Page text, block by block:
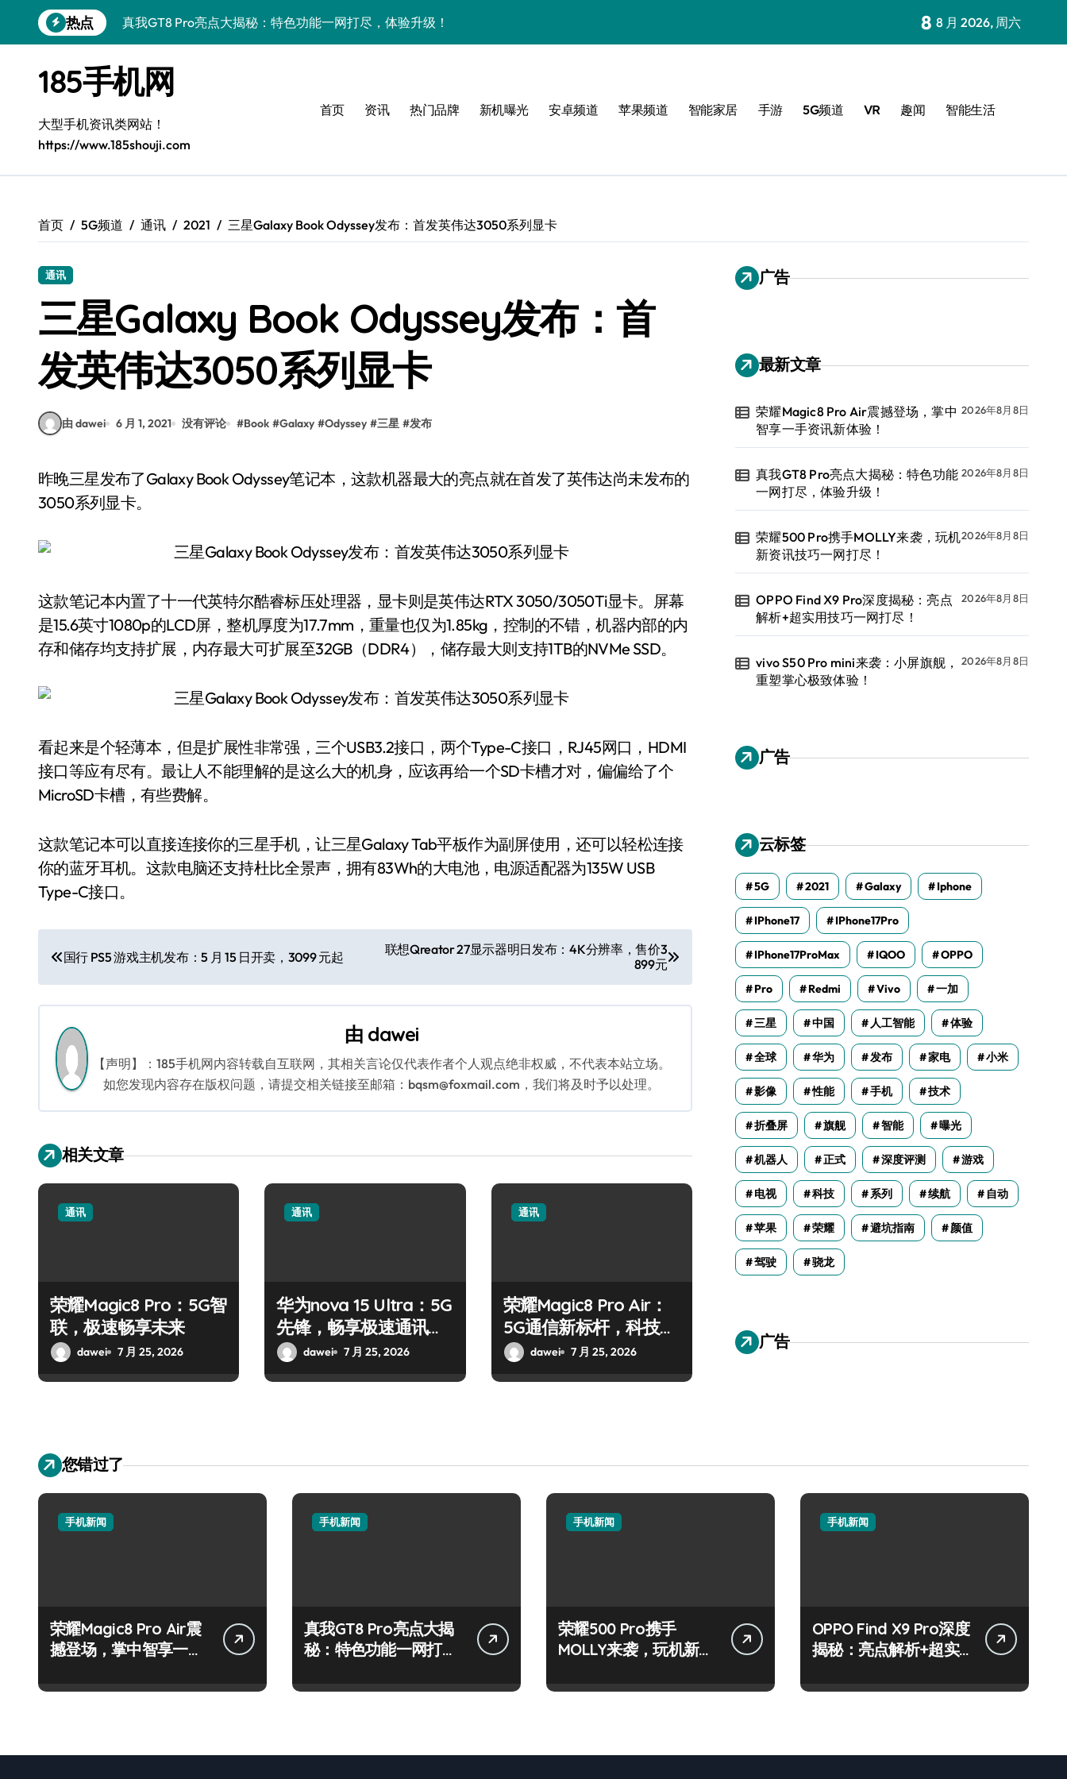
到
热点
真我GT8 Pro亮点大揭秘：特色功能一网打尽，体验升级！
OPPO Find X9 Pro深度揭秘：亮点解析+超实用技巧一网打尽！
vivo S50 Pro mini来袭：小屏旗舰，重塑掌心极致体验！
REDMI K90深度揭秘：超强配置亮点，一文全掌握！
三星W26重磅来袭！速览资讯，畅享前沿智能科技新体验！
华为nova 15 Ultra新功能解锁，限时优惠速来把握！
荣耀Magic8 Pro Air震撼登场，掌中智享一手资讯新体验！
8 8 月 2026, 周六
185手机网
大型手机资讯类网站！
https://www.185shouji.com
首页 资讯 热门品牌 新机曝光 安卓频道 苹果频道 智能家居 手游 5G频道 VR 趣闻 智能生活
首页 5G频道 通讯 2021 三星Galaxy Book Odyssey发布：首发英伟达3050系列显卡
通讯
三星Galaxy Book Odyssey发布：首
发英伟达3050系列显卡
由 dawei 6 月 1, 2021 没有评论 #Book #Galaxy #Odyssey #三星 #发布
昨晚三星发布了Galaxy Book Odyssey笔记本，这款机器最大的亮点就在首发了英伟达尚未发布的
3050系列显卡。
这款笔记本内置了十一代英特尔酷睿标压处理器，显卡则是英伟达RTX 3050/3050Ti显卡。屏幕
是15.6英寸1080p的LCD屏，整机厚度为17.7mm，重量也仅为1.85kg，控制的不错，机器内部的内
存和储存均支持扩展，内存最大可扩展至32GB（DDR4），储存最大则支持1TB的NVMe SSD。
看起来是个轻薄本，但是扩展性非常强，三个USB3.2接口，两个Type-C接口，RJ45网口，HDMI
接口等应有尽有。最让人不能理解的是这么大的机身，应该再给一个SD卡槽才对，偏偏给了个
MicroSD卡槽，有些费解。
这款笔记本可以直接连接你的三星手机，让三星Galaxy Tab平板作为副屏使用，还可以轻松连接
你的蓝牙耳机。这款电脑还支持杜比全景声，拥有83Wh的大电池，电源适配器为135W USB
Type-C接口。
文
章
导
航
国行 PS5 游戏主机发布：5 月 15 日开卖，3099 元起
联想Qreator 27显示器明日发布：4K分辨率，售价3
899元
由 dawei
【声明】：185手机网内容转载自互联网，其相关言论仅代表作者个人观点绝非权威，不代表本站立场。
如您发现内容存在版权问题，请提交相关链接至邮箱：bqsm@foxmail.com，我们将及时予以处理。
相关文章
通讯
荣耀Magic8 Pro：5G智
联，极速畅享未来
dawei 7 月 25, 2026
通讯
华为nova 15 Ultra：5G
先锋，畅享极速通讯新
体验dawei 7 月 25, 2026
通讯
荣耀Magic8 Pro Air：
5G通信新标杆，科技之
选
dawei 7 月 25, 2026
广告
最新文章
荣耀Magic8 Pro Air震撼登场，掌中
智享一手资讯新体验！
2026年8月8日
真我GT8 Pro亮点大揭秘：特色功能
一网打尽，体验升级！
2026年8月8日
荣耀500 Pro携手MOLLY来袭，玩机
新资讯技巧一网打尽！
2026年8月8日
OPPO Find X9 Pro深度揭秘：亮点
解析+超实用技巧一网打尽！
2026年8月8日
vivo S50 Pro mini来袭：小屏旗舰，
重塑掌心极致体验！
2026年8月8日
广告
云标签
5G 2021 Galaxy Iphone
IPhone17 IPhone17Pro
IPhone17ProMax IQOO OPPO
Pro Redmi Vivo 一加
三星 中国 人工智能 体验
全球 华为 发布 家电 小米
影像 性能 手机 技术
折叠屏 旗舰 智能 曝光
机器人 正式 深度评测 游戏
电视 科技 系列 续航 自动
苹果 荣耀 避坑指南 颜值
驾驶 骁龙
广告
您错过了
手机新闻
荣耀Magic8 Pro Air震
撼登场，掌中智享一手
手机新闻
真我GT8 Pro亮点大揭
秘：特色功能一网打
手机新闻
荣耀500 Pro携手
MOLLY来袭，玩机新资
手机新闻
OPPO Find X9 Pro深度
揭秘：亮点解析+超实